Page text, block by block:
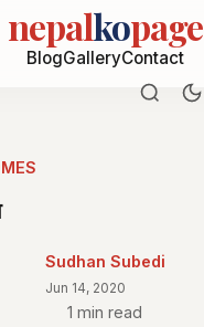
nepalkopage
BlogGalleryContact
Sudhan Subedi
Jun 14, 2020
1 min read